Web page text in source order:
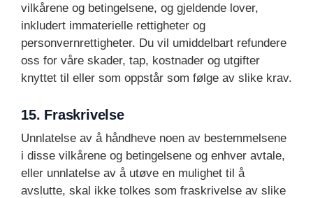
vilkårene og betingelsene, og gjeldende lover,
inkludert immaterielle rettigheter og
personvernrettigheter. Du vil umiddelbart refundere
oss for våre skader, tap, kostnader og utgifter
knyttet til eller som oppstår som følge av slike krav.
15. Fraskrivelse
Unnlatelse av å håndheve noen av bestemmelsene
i disse vilkårene og betingelsene og enhver avtale,
eller unnlatelse av å utøve en mulighet til å
avslutte, skal ikke tolkes som fraskrivelse av slike